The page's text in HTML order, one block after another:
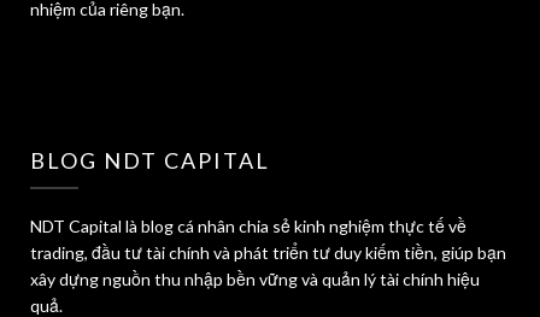
nhiệm của riêng bạn.
BLOG NDT CAPITAL
NDT Capital là blog cá nhân chia sẻ kinh nghiệm thực tế về
trading, đầu tư tài chính và phát triển tư duy kiếm tiền, giúp bạn
xây dựng nguồn thu nhập bền vững và quản lý tài chính hiệu
quả.